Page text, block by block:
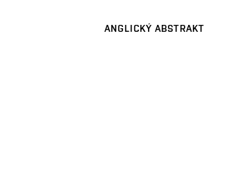
ANGLICKÝ ABSTRAKT